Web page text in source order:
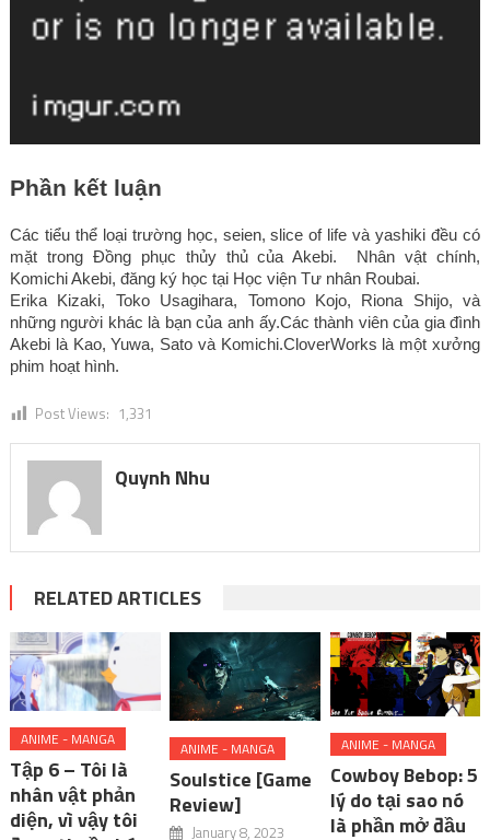
Phần kết luận
Các tiểu thể loại trường học, seien, slice of life và yashiki đều có
mặt trong Đồng phục thủy thủ của Akebi.  Nhân vật chính,
Komichi Akebi, đăng ký học tại Học viện Tư nhân Roubai.
Erika Kizaki, Toko Usagihara, Tomono Kojo, Riona Shijo, và
những người khác là bạn của anh ấy.Các thành viên của gia đình
Akebi là Kao, Yuwa, Sato và Komichi.CloverWorks là một xưởng
phim hoạt hình.
Post Views: 1,331
Quynh Nhu
RELATED ARTICLES
ANIME - MANGA
Tập 6 – Tôi là
nhân vật phản
diện, vì vậy tôi
ANIME - MANGA
Soulstice [Game
Review]
January 8, 2023
ANIME - MANGA
Cowboy Bebop: 5
lý do tại sao nó
là phần mở đầu